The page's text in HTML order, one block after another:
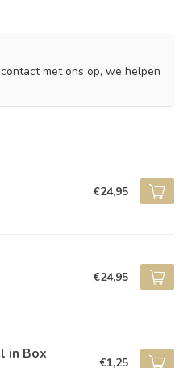
met ons op, we helpen
€24,95
€24,95
in Box
€1,25